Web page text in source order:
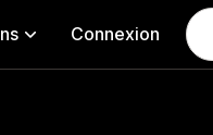
Connexion